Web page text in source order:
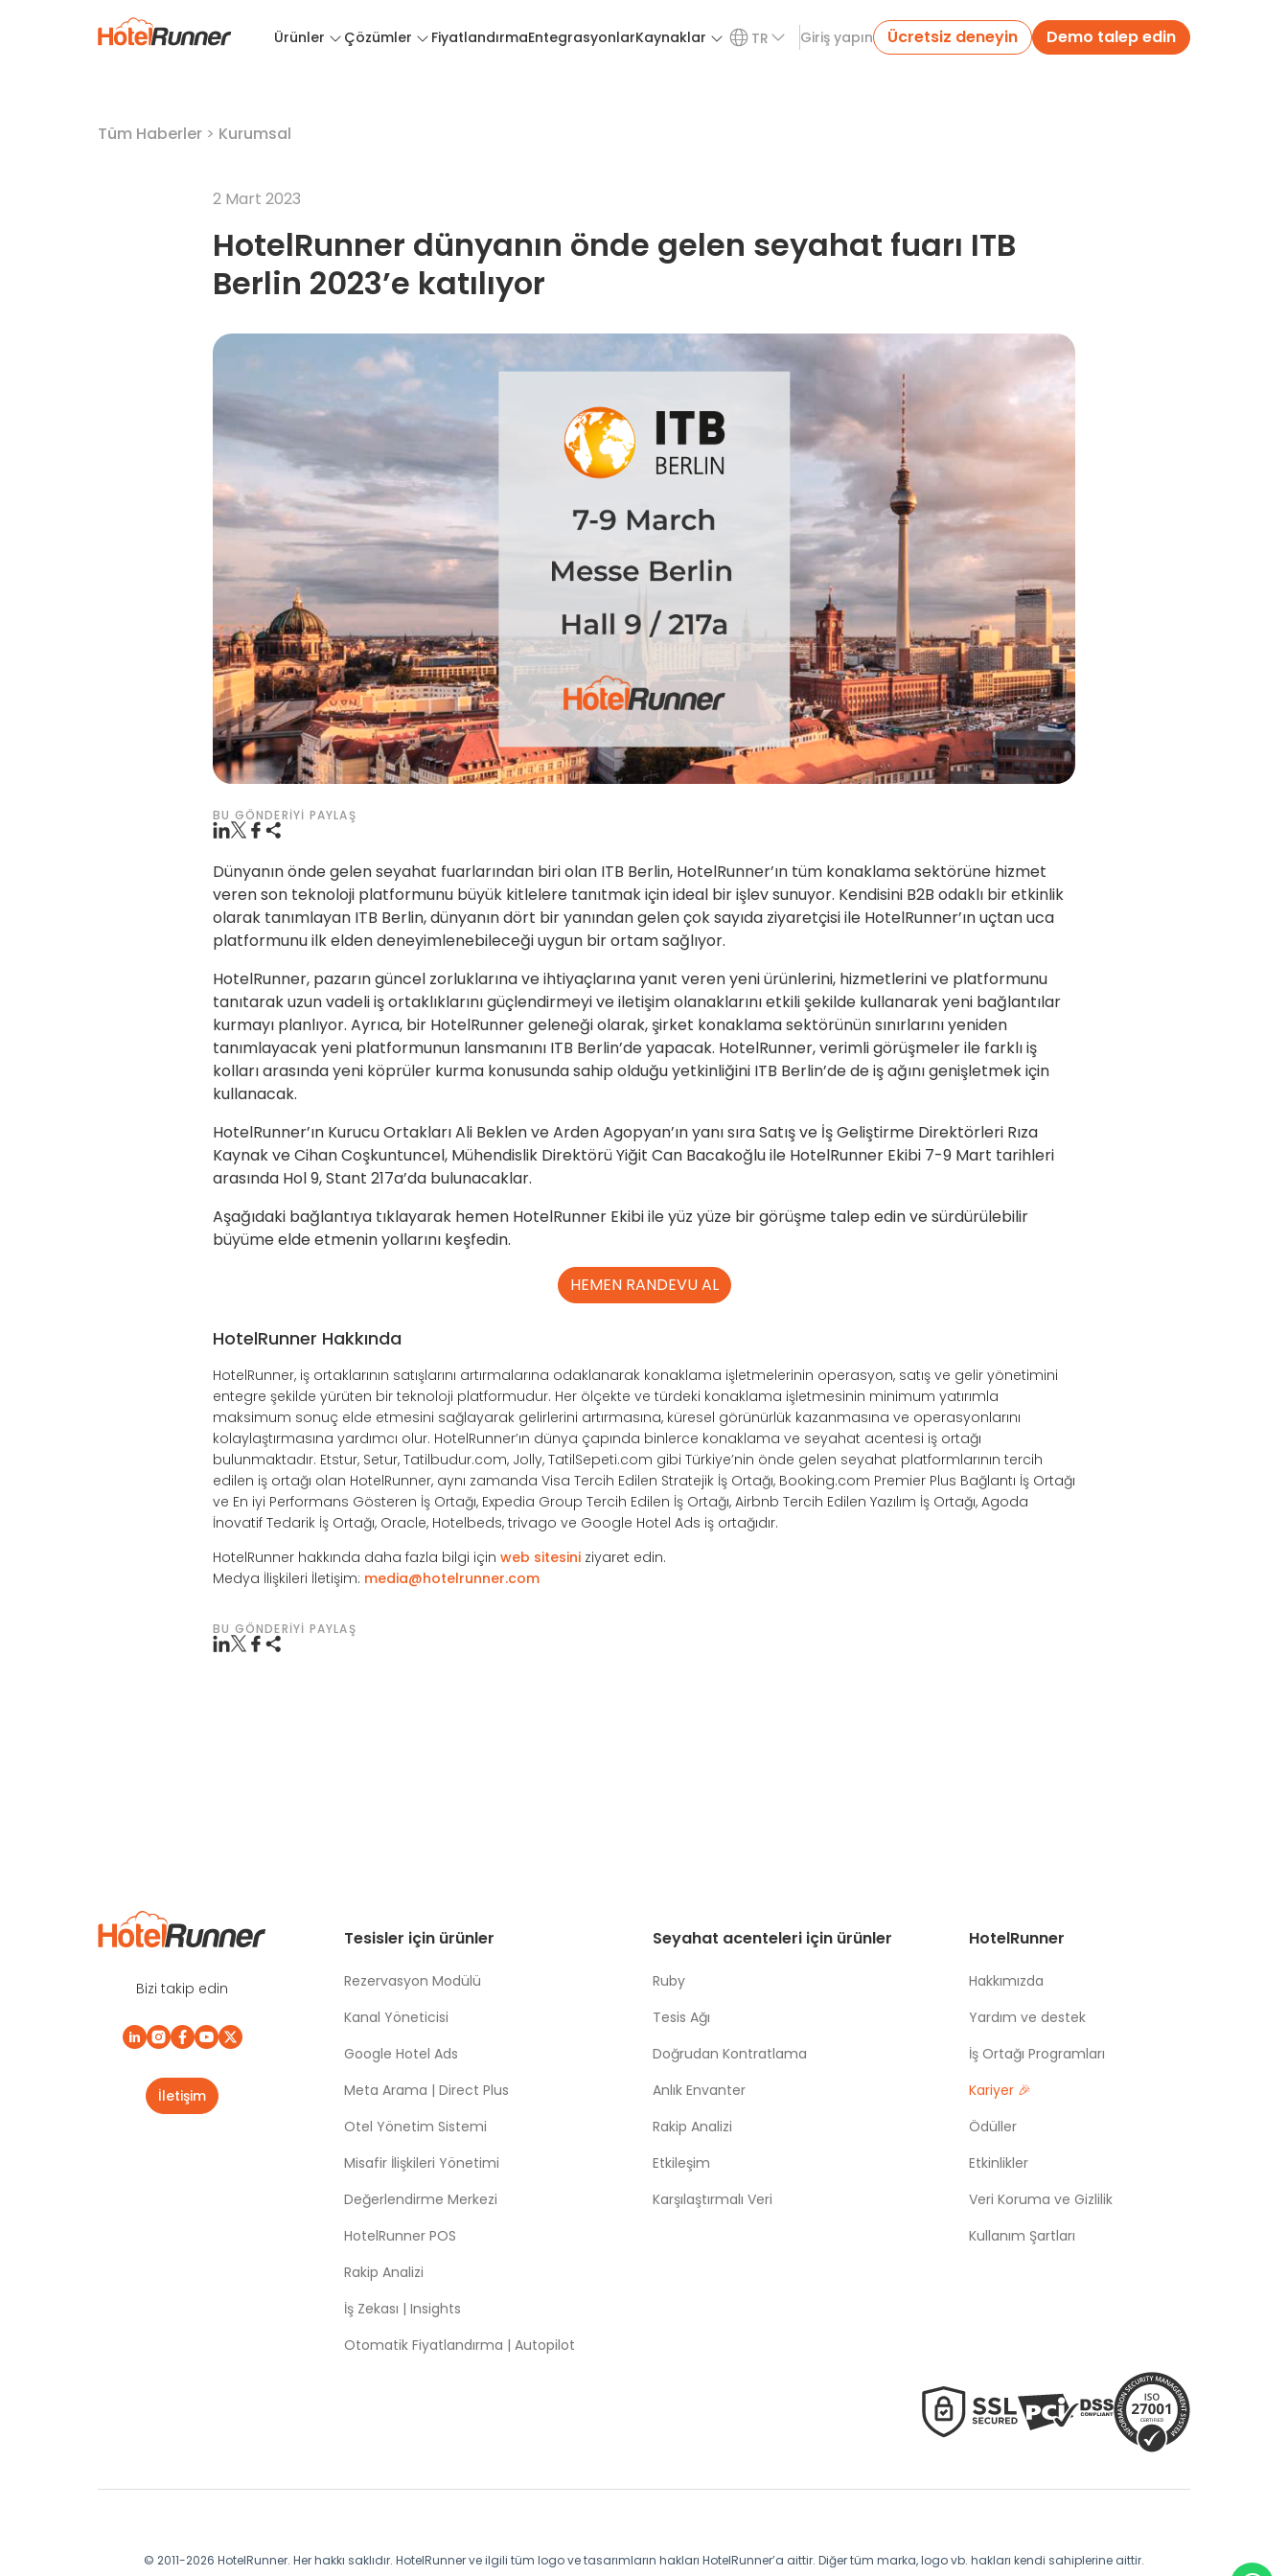
Ürünler Çözümler FiyatlandırmaEntegrasyonlarKaynaklar TR Giriş yapın Ücretsiz deneyin Demo talep edin
Tüm Haberler > Kurumsal
2 Mart 2023
HotelRunner dünyanın önde gelen seyahat fuarı ITB
Berlin 2023’e katılıyor
BU GÖNDERIYI PAYLAŞ
Dünyanın önde gelen seyahat fuarlarından biri olan ITB Berlin, HotelRunner’ın tüm konaklama sektörüne hizmet
veren son teknoloji platformunu büyük kitlelere tanıtmak için ideal bir işlev sunuyor. Kendisini B2B odaklı bir etkinlik
olarak tanımlayan ITB Berlin, dünyanın dört bir yanından gelen çok sayıda ziyaretçisi ile HotelRunner’ın uçtan uca
platformunu ilk elden deneyimlenebileceği uygun bir ortam sağlıyor.
HotelRunner, pazarın güncel zorluklarına ve ihtiyaçlarına yanıt veren yeni ürünlerini, hizmetlerini ve platformunu
tanıtarak uzun vadeli iş ortaklıklarını güçlendirmeyi ve iletişim olanaklarını etkili şekilde kullanarak yeni bağlantılar
kurmayı planlıyor. Ayrıca, bir HotelRunner geleneği olarak, şirket konaklama sektörünün sınırlarını yeniden
tanımlayacak yeni platformunun lansmanını ITB Berlin’de yapacak. HotelRunner, verimli görüşmeler ile farklı iş
kolları arasında yeni köprüler kurma konusunda sahip olduğu yetkinliğini ITB Berlin’de de iş ağını genişletmek için
kullanacak.
HotelRunner’ın Kurucu Ortakları Ali Beklen ve Arden Agopyan’ın yanı sıra Satış ve İş Geliştirme Direktörleri Rıza
Kaynak ve Cihan Coşkuntuncel, Mühendislik Direktörü Yiğit Can Bacakoğlu ile HotelRunner Ekibi 7-9 Mart tarihleri
arasında Hol 9, Stant 217a’da bulunacaklar.
Aşağıdaki bağlantıya tıklayarak hemen HotelRunner Ekibi ile yüz yüze bir görüşme talep edin ve sürdürülebilir
büyüme elde etmenin yollarını keşfedin.
HEMEN RANDEVU AL
HotelRunner Hakkında
HotelRunner, iş ortaklarının satışlarını artırmalarına odaklanarak konaklama işletmelerinin operasyon, satış ve gelir yönetimini
entegre şekilde yürüten bir teknoloji platformudur. Her ölçekte ve türdeki konaklama işletmesinin minimum yatırımla
maksimum sonuç elde etmesini sağlayarak gelirlerini artırmasına, küresel görünürlük kazanmasına ve operasyonlarını
kolaylaştırmasına yardımcı olur. HotelRunner’ın dünya çapında binlerce konaklama ve seyahat acentesi iş ortağı
bulunmaktadır. Etstur, Setur, Tatilbudur.com, Jolly, TatilSepeti.com gibi Türkiye’nin önde gelen seyahat platformlarının tercih
edilen iş ortağı olan HotelRunner, aynı zamanda Visa Tercih Edilen Stratejik İş Ortağı, Booking.com Premier Plus Bağlantı İş Ortağı
ve En iyi Performans Gösteren İş Ortağı, Expedia Group Tercih Edilen İş Ortağı, Airbnb Tercih Edilen Yazılım İş Ortağı, Agoda
İnovatif Tedarik İş Ortağı, Oracle, Hotelbeds, trivago ve Google Hotel Ads iş ortağıdır.
HotelRunner hakkında daha fazla bilgi için web sitesini ziyaret edin.
Medya İlişkileri İletişim: media@hotelrunner.com
BU GÖNDERIYI PAYLAŞ
Bizi takip edin
İletişim
Tesisler için ürünler
Rezervasyon Modülü
Kanal Yöneticisi
Google Hotel Ads
Meta Arama | Direct Plus
Otel Yönetim Sistemi
Misafir İlişkileri Yönetimi
Değerlendirme Merkezi
HotelRunner POS
Rakip Analizi
İş Zekası | Insights
Otomatik Fiyatlandırma | Autopilot
Seyahat acenteleri için ürünler
Ruby
Tesis Ağı
Doğrudan Kontratlama
Anlık Envanter
Rakip Analizi
Etkileşim
Karşılaştırmalı Veri
HotelRunner
Hakkımızda
Yardım ve destek
İş Ortağı Programları
Kariyer 🎉
Ödüller
Etkinlikler
Veri Koruma ve Gizlilik
Kullanım Şartları
© 2011-2026 HotelRunner. Her hakkı saklıdır. HotelRunner ve ilgili tüm logo ve tasarımların hakları HotelRunner’a aittir. Diğer tüm marka, logo vb. hakları kendi sahiplerine aittir.